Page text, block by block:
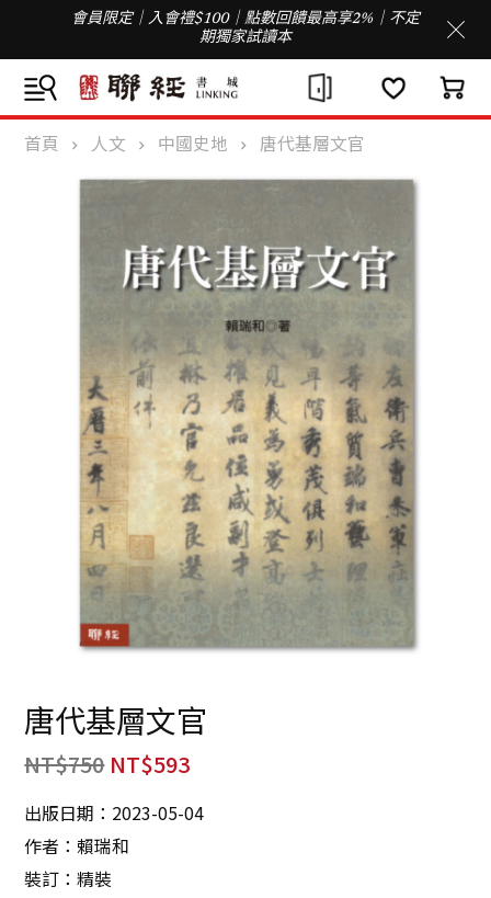
會員限定｜入會禮$100｜點數回饋最高享2%｜不定
期獨家試讀本
首頁 人文 中國史地 唐代基層文官
唐代基層文官
NT$750 NT$593
出版日期：2023-05-04
作者：賴瑞和
裝訂：精裝